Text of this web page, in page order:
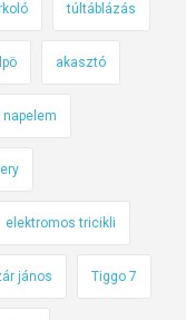
túltáblázás
lpö akasztó
napelem
elektromos tricikli
jános Tiggo 7